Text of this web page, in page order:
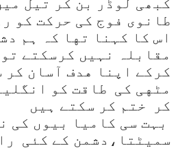
کبھی لوڈر بن کر تیل
طانوی فوج کی حرکت کو
اس کا کہنا تها کہ ہم
مقابلہ نہیں کرسکتے
کرکے اپنا هدف آسان کر
مٹهی کی طاقت کو
کر ختم کر سکتے ہیں
بہت سی کامیا بیوں کی
سمیٹتا،دشمن کے کئی